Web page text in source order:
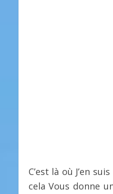
C’est là où J’en
cela Vous donne